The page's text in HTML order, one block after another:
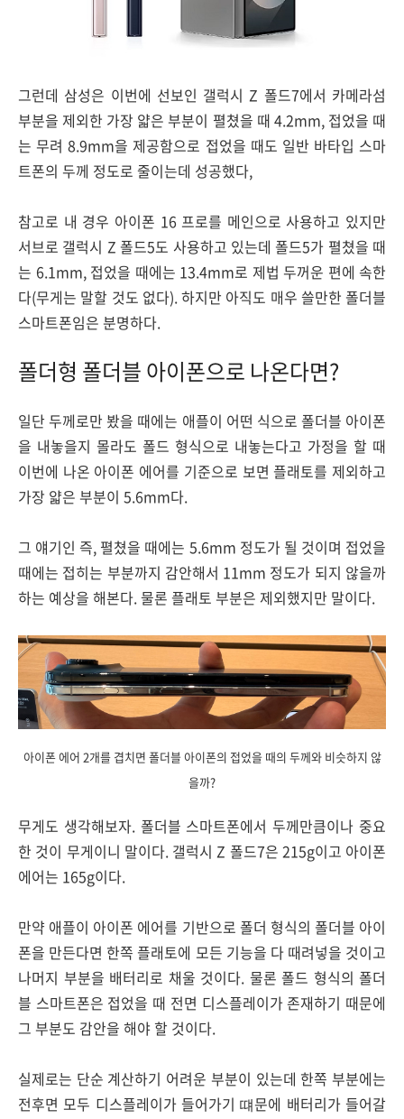
그런데 삼성은 이번에 선보인 갤럭시 Z 폴드7에서 카메라섬
부분을 제외한 가장 얇은 부분이 펼쳤을 때 4.2mm, 접었을 때
는 무려 8.9mm을 제공함으로 접었을 때도 일반 바타입 스마
트폰의 두께 정도로 줄이는데 성공했다,
참고로 내 경우 아이폰 16 프로를 메인으로 사용하고 있지만
서브로 갤럭시 Z 폴드5도 사용하고 있는데 폴드5가 펼쳤을 때
는 6.1mm, 접었을 때에는 13.4mm로 제법 두꺼운 편에 속한
다(무게는 말할 것도 없다). 하지만 아직도 매우 쓸만한 폴더블
스마트폰임은 분명하다.
폴더형 폴더블 아이폰으로 나온다면?
일단 두께로만 봤을 때에는 애플이 어떤 식으로 폴더블 아이폰
을 내놓을지 몰라도 폴드 형식으로 내놓는다고 가정을 할 때
이번에 나온 아이폰 에어를 기준으로 보면 플래토를 제외하고
가장 얇은 부분이 5.6mm다.
그 얘기인 즉, 펼쳤을 때에는 5.6mm 정도가 될 것이며 접었을
때에는 접히는 부분까지 감안해서 11mm 정도가 되지 않을까
하는 예상을 해본다. 물론 플래토 부분은 제외했지만 말이다.
아이폰 에어 2개를 겹치면 폴더블 아이폰의 접었을 때의 두께와 비슷하지 않
을까?
무게도 생각해보자. 폴더블 스마트폰에서 두께만큼이나 중요
한 것이 무게이니 말이다. 갤럭시 Z 폴드7은 215g이고 아이폰
에어는 165g이다.
만약 애플이 아이폰 에어를 기반으로 폴더 형식의 폴더블 아이
폰을 만든다면 한쪽 플래토에 모든 기능을 다 때려넣을 것이고
나머지 부분을 배터리로 채울 것이다. 물론 폴드 형식의 폴더
블 스마트폰은 접었을 때 전면 디스플레이가 존재하기 때문에
그 부분도 감안을 해야 할 것이다.
실제로는 단순 계산하기 어려운 부분이 있는데 한쪽 부분에는
전후면 모두 디스플레이가 들어가기 떄문에 배터리가 들어갈